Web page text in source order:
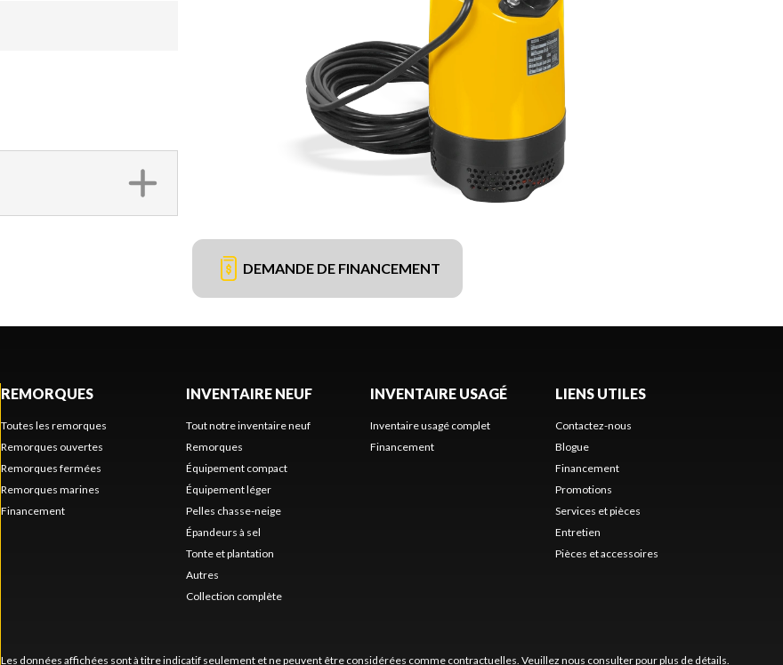
DEMANDE DE FINANCEMENT
REMORQUES
Toutes les remorques
Remorques ouvertes
Remorques fermées
Remorques marines
Financement
INVENTAIRE NEUF
Tout notre inventaire neuf
Remorques
Équipement compact
Équipement léger
Pelles chasse-neige
Épandeurs à sel
Tonte et plantation
Autres
Collection complète
INVENTAIRE USAGÉ
Inventaire usagé complet
Financement
LIENS UTILES
Contactez-nous
Blogue
Financement
Promotions
Services et pièces
Entretien
Pièces et accessoires
Les données affichées sont à titre indicatif seulement et ne peuvent être considérées comme contractuelles. Veuillez nous consulter pour plus de détails.